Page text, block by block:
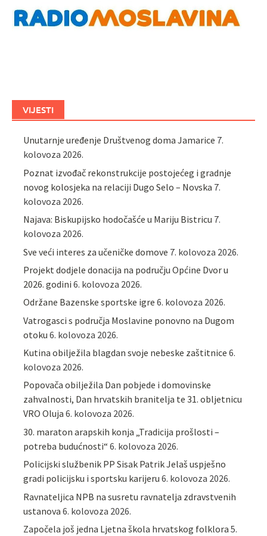
VIJESTI
Unutarnje uređenje Društvenog doma Jamarice 7.
kolovoza 2026.
Poznat izvođač rekonstrukcije postojećeg i gradnje
novog kolosjeka na relaciji Dugo Selo – Novska 7.
kolovoza 2026.
Najava: Biskupijsko hodočašće u Mariju Bistricu 7.
kolovoza 2026.
Sve veći interes za učeničke domove 7. kolovoza 2026.
Projekt dodjele donacija na području Općine Dvor u
2026. godini 6. kolovoza 2026.
Održane Bazenske sportske igre 6. kolovoza 2026.
Vatrogasci s područja Moslavine ponovno na Dugom
otoku 6. kolovoza 2026.
Kutina obilježila blagdan svoje nebeske zaštitnice 6.
kolovoza 2026.
Popovača obilježila Dan pobjede i domovinske
zahvalnosti, Dan hrvatskih branitelja te 31. obljetnicu
VRO Oluja 6. kolovoza 2026.
30. maraton arapskih konja „Tradicija prošlosti –
potreba budućnosti“ 6. kolovoza 2026.
Policijski službenik PP Sisak Patrik Jelaš uspješno
gradi policijsku i sportsku karijeru 6. kolovoza 2026.
Ravnateljica NPB na susretu ravnatelja zdravstvenih
ustanova 6. kolovoza 2026.
Započela još jedna Ljetna škola hrvatskog folklora 5.